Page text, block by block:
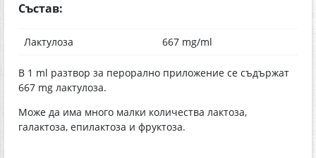
Състав:
Лактулоза 667 mg/ml
В 1 ml разтвор за перорално приложение се съдържат
667 mg лактулоза.
Може да има много малки количества лактоза,
галактоза, епилактоза и фруктоза.